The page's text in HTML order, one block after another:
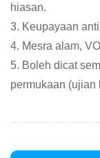
hiasan.
3. Keupayaan
4. Mesra alam,
5. Boleh dicat
permukaan (ujian